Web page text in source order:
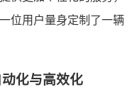
位用户量身定制了一辆
化与高效化